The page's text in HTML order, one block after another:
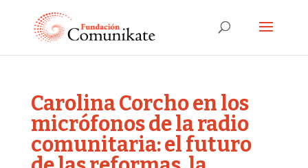
Carolina Corcho en los
micrófonos de la radio
comunitaria: el futuro